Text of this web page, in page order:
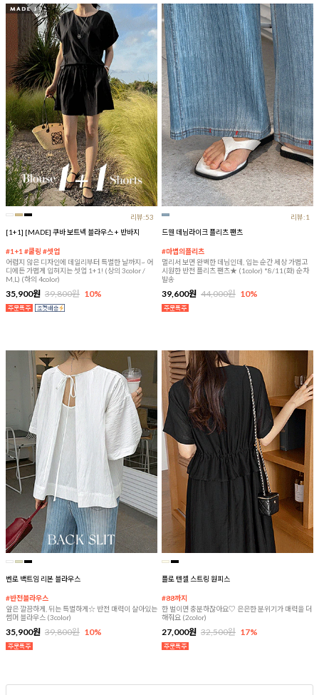
리뷰:53
[1+1] [MADE] 쿠바 보트넥 블라우스 + 반바지
#1+1 #쿨링 #셋업
어렵지 않은 디자인에 데일리부터 특별한 날까지~ 어
디에든 가볍게 입혀지는 셋업 1+1! (상의 3color /
M,L) (하의 4color)
35,900원 39,800원 10%
리뷰:1
드웬 데님라이크 플리츠 팬츠
#마법의플리츠
멀리서 보면 완벽한 데님인데, 입는 순간 세상 가볍고
시원한 반전 플리츠 팬츠★ (1color) *8/11(화) 순차
발송
39,600원 44,000원 10%
벤로 백트임 리본 블라우스
#반전블라우스
앞은 깔끔하게, 뒤는 특별하게☆ 반전 매력이 살아있는
썸머 블라우스 (3color)
35,900원 39,800원 10%
플로 텐셀 스트링 원피스
#88까지
한 벌이면 충분하잖아요♡ 은은한 분위기가 매력을 더
해줘요 (2color)
27,000원 32,500원 17%